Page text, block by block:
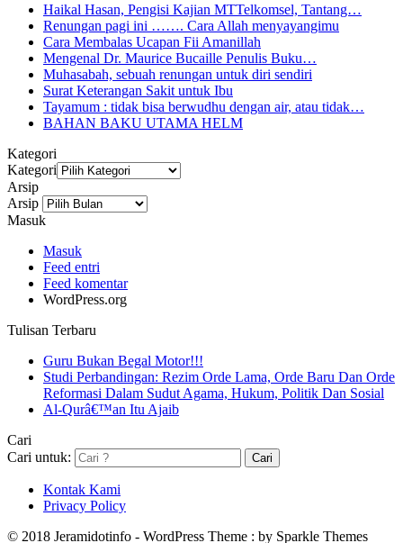
Haikal Hasan, Pengisi Kajian MTTelkomsel, Tantang…
Renungan pagi ini ……. Cara Allah menyayangimu
Cara Membalas Ucapan Fii Amanillah
Mengenal Dr. Maurice Bucaille Penulis Buku…
Muhasabah, sebuah renungan untuk diri sendiri
Surat Keterangan Sakit untuk Ibu
Tayamum : tidak bisa berwudhu dengan air, atau tidak…
BAHAN BAKU UTAMA HELM
Kategori
Kategori
Arsip
Arsip
Masuk
Masuk
Feed entri
Feed komentar
WordPress.org
Tulisan Terbaru
Guru Bukan Begal Motor!!!
Studi Perbandingan: Rezim Orde Lama, Orde Baru Dan Orde
Reformasi Dalam Sudut Agama, Hukum, Politik Dan Sosial
Al-Qurâ€™an Itu Ajaib
Cari
Cari untuk:
Kontak Kami
Privacy Policy
© 2018 Jeramidotinfo - WordPress Theme : by Sparkle Themes